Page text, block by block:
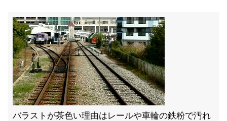
バラストが茶色い理由はレールや車輪の鉄粉で汚れ